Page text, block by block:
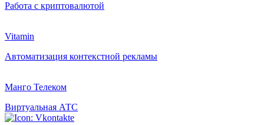
Работа с криптовалютой
Vitamin
Автоматизация контекстной рекламы
Манго Телеком
Виртуальная АТС